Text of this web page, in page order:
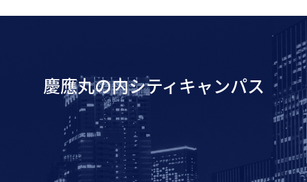
慶應丸の内シティキャンパス